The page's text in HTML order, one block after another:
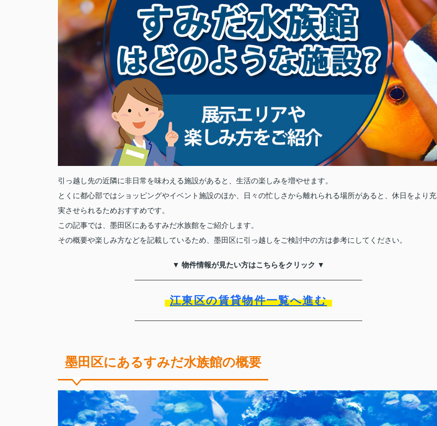
引っ越し先の近隣に非日常を味わえる施設があると、生活の楽しみを増やせます。
とくに都心部ではショッピングやイベント施設のほか、日々の忙しさから離れられる場所があると、休日をより充
実させられるためおすすめです。
この記事では、墨田区にあるすみだ水族館をご紹介します。
その概要や楽しみ方などを記載しているため、墨田区に引っ越しをご検討中の方は参考にしてください。
▼ 物件情報が見たい方はこちらをクリック ▼
江東区の賃貸物件一覧へ進む
墨田区にあるすみだ水族館の概要